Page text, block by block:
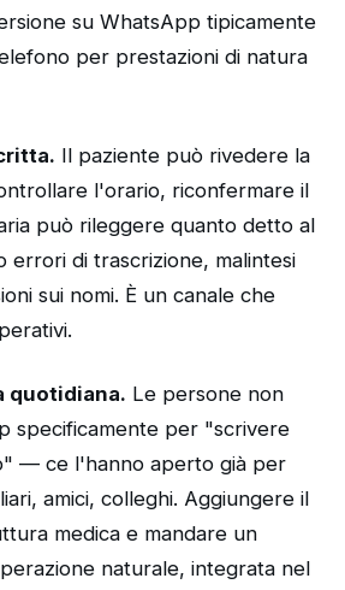
su WhatsApp tipicamente
per prestazioni di natura
Il paziente può rivedere la
l'orario, riconfermare il
può rileggere quanto detto al
errori di trascrizione, malintesi
sui nomi. È un canale che
quotidiana. Le persone non
specificamente per "scrivere
— ce l'hanno aperto già per
amici, colleghi. Aggiungere il
medica e mandare un
naturale, integrata nel